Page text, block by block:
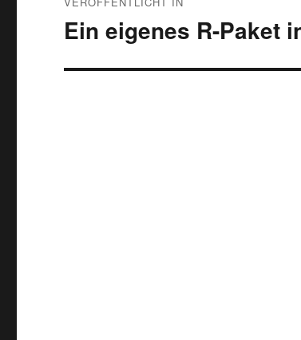
Ein eigenes R-Paket